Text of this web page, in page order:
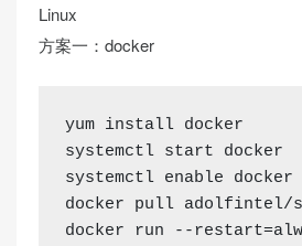
Linux
方案一：docker
yum install docker
systemctl start docker
systemctl enable docker
docker pull adolfintel/
docker run --